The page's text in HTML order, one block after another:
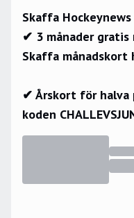
Skaffa
✔ 3 månader gratis
Skaffa månadskort
✔ Årskort för halva
koden